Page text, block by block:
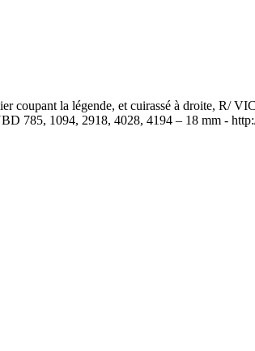
coupant la légende, et cuirassé à droite, R/
785, 1094, 2918, 4028, 4194 – 18 mm -